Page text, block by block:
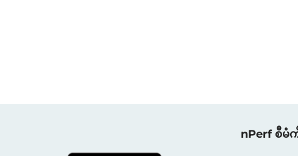
nPerf စီမံ